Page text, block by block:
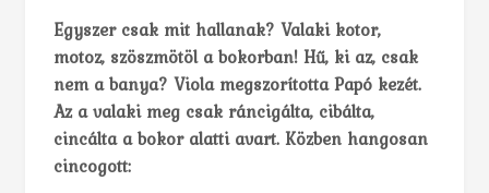
Egyszer csak mit hallanak? Valaki kotor,
motoz, szöszmötöl a bokorban! Hű, ki az, csak
nem a banya? Viola megszorította Papó kezét.
Az a valaki meg csak ráncigálta, cibálta,
cincálta a bokor alatti avart. Közben hangosan
cincogott: